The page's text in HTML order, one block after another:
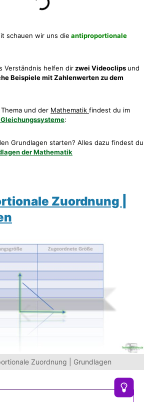
schauen wir uns die antiproportionale
Verständnis helfen dirzwei Videoclips und
Beispiele mit Zahlenwerten zu dem
und der Mathematik findest du im
:
Grundlagen starten? Alles dazu findest du
der Mathematik
Zuordnung |
Zuordnung | Grundlagen